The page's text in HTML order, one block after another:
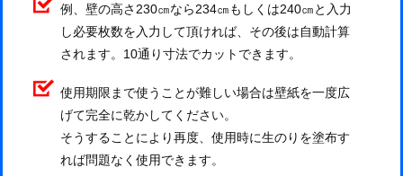
例、壁の高さ230㎝なら234㎝もしくは240㎝と入力
し必要枚数を入力して頂ければ、その後は自動計算
されます。10通り寸法でカットできます。
使用期限まで使うことが難しい場合は壁紙を一度広
げて完全に乾かしてください。
そうすることにより再度、使用時に生のりを塗布す
れば問題なく使用できます。